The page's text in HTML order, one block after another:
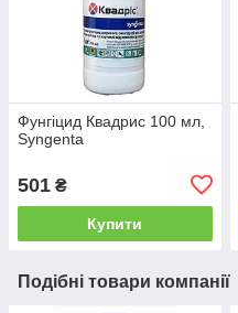
Фунгіцид Квадрис 100 мл,
Syngenta
501 ₴
Купити
Подібні товари компанії